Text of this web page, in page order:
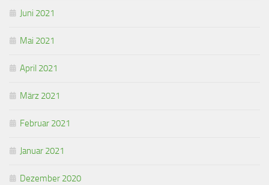
Juni 2021
Mai 2021
April 2021
März 2021
Februar 2021
Januar 2021
Dezember 2020